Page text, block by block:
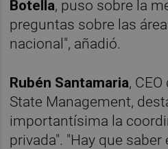
Botella, puso sobre la
preguntas sobre las
nacional", añadió.
Rubén Santamaria,
State Management,
importantísima la
privada". "Hay que